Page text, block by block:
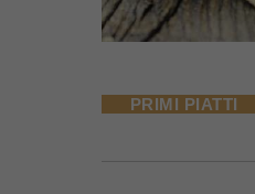
PRIMI PIATTI